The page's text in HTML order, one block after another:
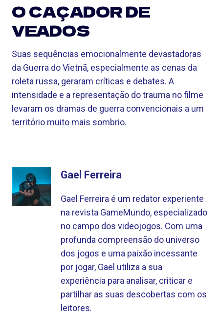
O CAÇADOR DE
VEADOS
Suas sequências emocionalmente devastadoras
da Guerra do Vietnã, especialmente as cenas da
roleta russa, geraram críticas e debates. A
intensidade e a representação do trauma no filme
levaram os dramas de guerra convencionais a um
território muito mais sombrio.
Gael Ferreira
Gael Ferreira é um redator experiente
na revista GameMundo, especializado
no campo dos videojogos. Com uma
profunda compreensão do universo
dos jogos e uma paixão incessante
por jogar, Gael utiliza a sua
experiência para analisar, criticar e
partilhar as suas descobertas com os
leitores.